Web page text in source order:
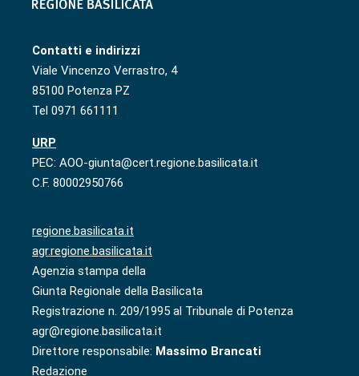
Contatti e indirizzi
Viale Vincenzo Verrastro, 4
85100 Potenza PZ
Tel 0971 661111
URP
PEC: AOO-giunta@cert.regione.basilicata.it
C.F. 80002950766
regione.basilicata.it
agr.regione.basilicata.it
Agenzia stampa della
Giunta Regionale della Basilicata
Registrazione n. 209/1995 al Tribunale di Potenza
agr@regione.basilicata.it
Direttore responsabile: Massimo Brancati
Redazione